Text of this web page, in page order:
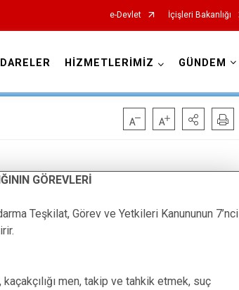
e-Devlet İçişleri Bakanlığı
Eruh
HİZMETLERİMİZ GÜNDEM
GÖREVLERİ
Teşkilat, Görev ve Yetkileri Kanununun 7’nci
men, takip ve tahkik etmek, suç